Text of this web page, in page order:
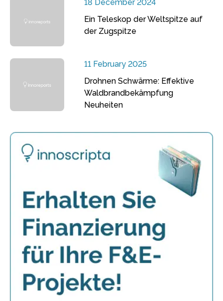
18 December 2024
Ein Teleskop der Weltspitze auf
der Zugspitze
11 February 2025
Drohnen Schwärme: Effektive
Waldbrandbekämpfung
Neuheiten